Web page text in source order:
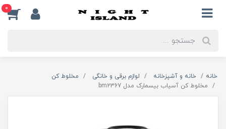
0
خانه خانه و آشپزخانه لوازم برقی و خانگی
مخلوط کن
مخلوط کن آسیاب بیسمارک مدل bm2367